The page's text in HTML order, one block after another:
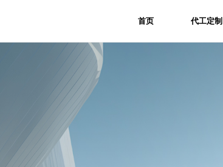
首页 代工定制